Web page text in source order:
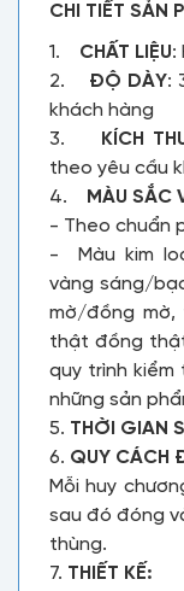
CHI TIẾT SẢN
1. CHẤT LIỆU:
2. ĐỘ DÀY:
khách hàng
3.
KÍCH
theo yêu cầu
4.
MÀU SẮC
- Theo chuẩn
- Màu kim
vàng sáng/
mờ/đồng
thật đồng
quy trình kiểm
những sản
5. THỜI GIAN
6. QUY CÁCH
Mỗi huy
sau đó đóng
thùng.
7. THIẾT KẾ: